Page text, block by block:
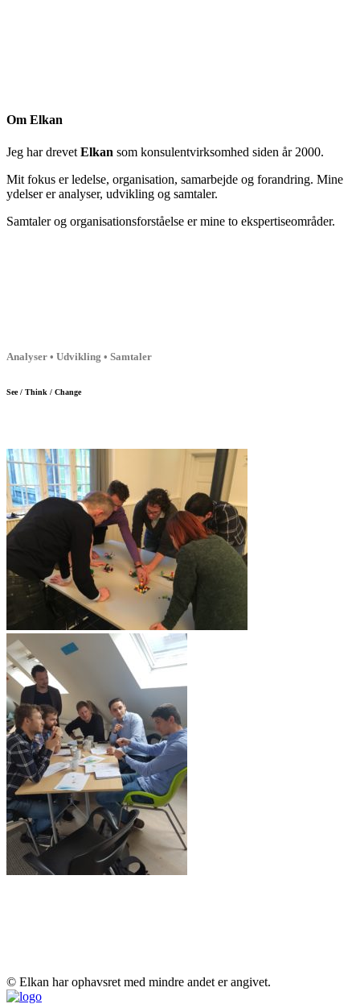
Om Elkan
Jeg har drevet Elkan som konsulentvirksomhed siden år 2000.
Mit fokus er ledelse, organisation, samarbejde og forandring. Mine
ydelser er analyser, udvikling og samtaler.
Samtaler og organisationsforståelse er mine to ekspertiseområder.
Analyser • Udvikling • Samtaler
See / Think / Change
© Elkan har ophavsret med mindre andet er angivet.